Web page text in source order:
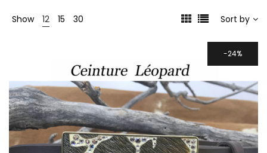
Show 12 15 30 Sort by
24%